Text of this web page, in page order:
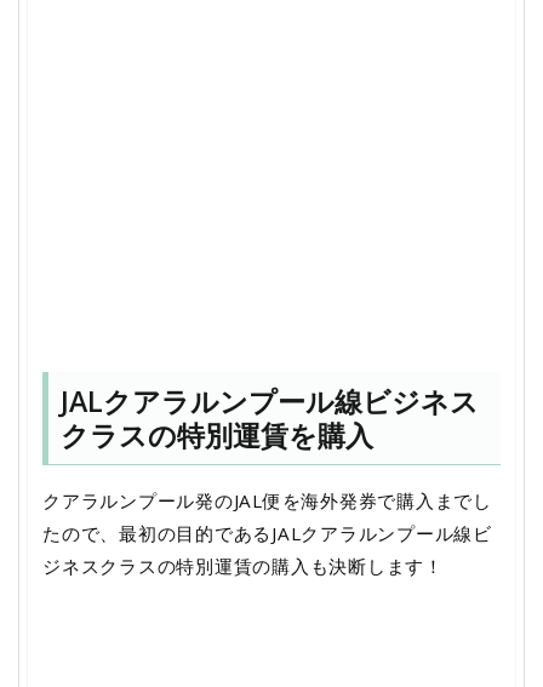
JALクアラルンプール線ビジネス
クラスの特別運賃を購入
クアラルンプール発のJAL便を海外発券で購入までし
たので、最初の目的であるJALクアラルンプール線ビ
ジネスクラスの特別運賃の購入も決断します！